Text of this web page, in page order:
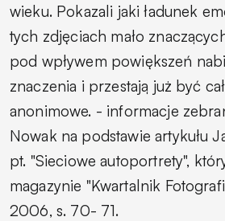
wieku. Pokazali jaki ładunek
tych zdjęciach mało
pod wpływem powiększeń
znaczenia i przestają już być
anonimowe. - informacje
Nowak na podstawie artykułu
pt. "Sieciowe autoportrety",
magazynie "Kwartalnik
2006, s. 70- 71.